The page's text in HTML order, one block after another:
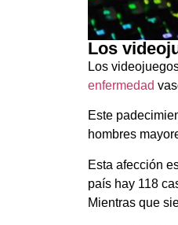
Los
Los
enfermedad
Este
hombres
Esta afección
país hay 118
Mientras que